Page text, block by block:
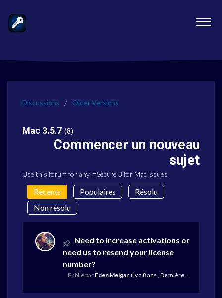
Discussions Older Versions
Mac 3.5.7 8
Commencer un nouveau
sujet
Use this forum for any mSecure 3 for Mac issues
Récents Populaires
Résolu
Non résolu
Need to increase activations or
need us to resend your license
number?
Publié par Eden Melgar,il y a 8 ans , Dernière réponse